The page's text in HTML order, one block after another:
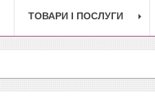
ТОВАРИ І ПОСЛУГИ